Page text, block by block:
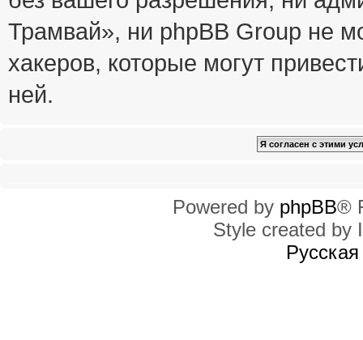
Трамвай», ни phpBB Group не
хакеров, которые могут
ней.
Powered by phpBB®
Style created by